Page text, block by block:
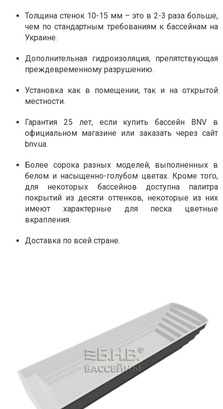
Толщина стенок 10-15 мм – это в 2-3 раза больше,
чем по стандартным требованиям к бассейнам на
Украине.
Дополнительная гидроизоляция, препятствующая
преждевременному разрушению.
Установка как в помещении, так и на открытой
местности.
Гарантия 25 лет, если купить бассейн BNV в
официальном магазине или заказать через сайт
bnv.ua.
Более сорока разных моделей, выполненных в
белом и насыщенно-голубом цветах. Кроме того,
для некоторых бассейнов доступна палитра
покрытий из десяти оттенков, некоторые из них
имеют характерные для песка цветные
вкрапления.
Доставка по всей стране.